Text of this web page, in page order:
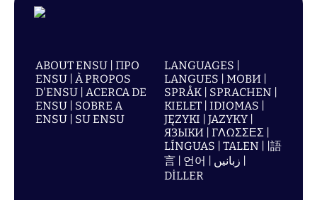
ABOUT ENSU | ПРО
ENSU | À PROPOS
D'ENSU | ACERCA DE
ENSU | SOBRE A
ENSU | SU ENSU
LANGUAGES |
LANGUES | МОВИ |
SPRÅK | SPRACHEN |
KIELET | IDIOMAS |
JĘZYKI | JAZYKY |
ЯЗЫКИ | ΓΛΩΣΣΕΣ |
LÍNGUAS | TALEN | |語
言 | 언어 | زبانیں |
DİLLER